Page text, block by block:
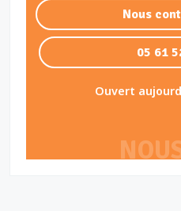
Nous
05 61
Ouvert